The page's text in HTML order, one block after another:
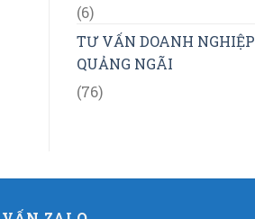
(6)
TƯ VẤN DOANH NGHIỆP
QUẢNG NGÃI
(76)